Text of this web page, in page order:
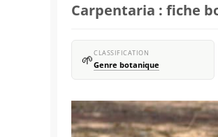
Carpentaria : fiche
🌱CLASSIFICATION
Genre botanique